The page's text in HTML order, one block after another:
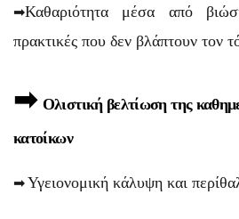
➡Καθαριότητα μέσα από
πρακτικές που δεν βλάπτουν τον
➡ Ολιστική βελτίωση της
κατοίκων
➡Υγειονομική κάλυψη και